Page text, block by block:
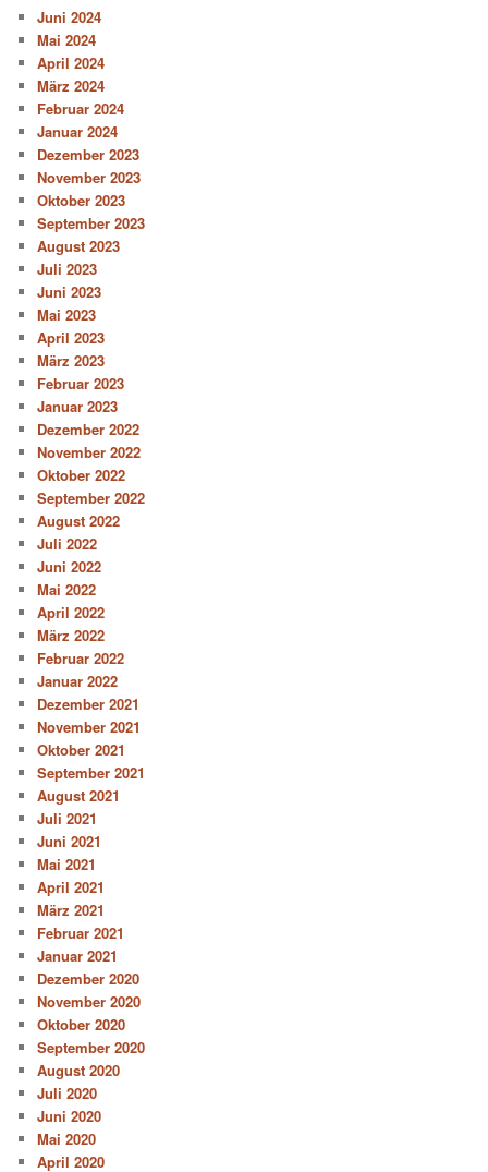
Juni 2024
Mai 2024
April 2024
März 2024
Februar 2024
Januar 2024
Dezember 2023
November 2023
Oktober 2023
September 2023
August 2023
Juli 2023
Juni 2023
Mai 2023
April 2023
März 2023
Februar 2023
Januar 2023
Dezember 2022
November 2022
Oktober 2022
September 2022
August 2022
Juli 2022
Juni 2022
Mai 2022
April 2022
März 2022
Februar 2022
Januar 2022
Dezember 2021
November 2021
Oktober 2021
September 2021
August 2021
Juli 2021
Juni 2021
Mai 2021
April 2021
März 2021
Februar 2021
Januar 2021
Dezember 2020
November 2020
Oktober 2020
September 2020
August 2020
Juli 2020
Juni 2020
Mai 2020
April 2020